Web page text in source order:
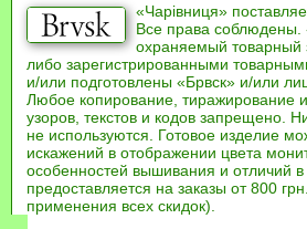
«Чарівниця»
Все права соблюдены.
охраняемый товарный
либо зарегистрированными
и/или подготовлены «Брвск» и/или
Любое копирование, тиражирование
узоров, текстов и кодов запрещено.
не используются. Готовое изделие
искажений в отображении цвета
особенностей вышивания и отличий
предоставляется на заказы от 800
применения всех скидок).